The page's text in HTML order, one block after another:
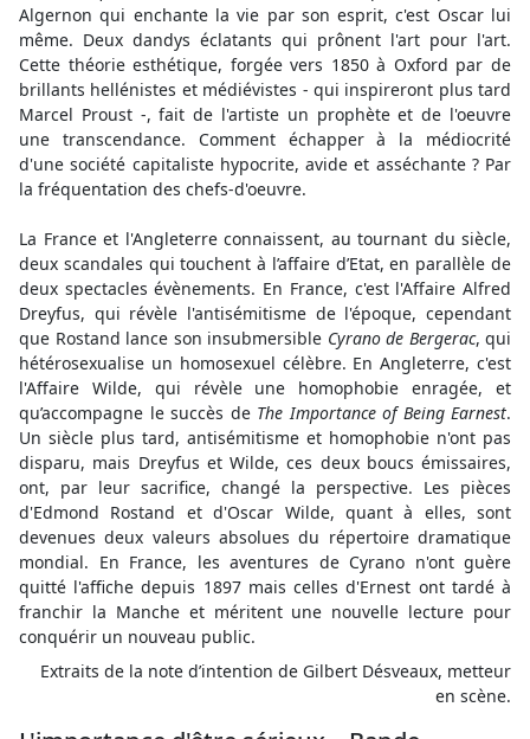
Algernon qui enchante la vie par son esprit, c'est Oscar lui
même. Deux dandys éclatants qui prônent l'art pour l'art.
Cette théorie esthétique, forgée vers 1850 à Oxford par de
brillants hellénistes et médiévistes - qui inspireront plus tard
Marcel Proust -, fait de l'artiste un prophète et de l'oeuvre
une transcendance. Comment échapper à la médiocrité
d'une société capitaliste hypocrite, avide et asséchante ? Par
la fréquentation des chefs-d'oeuvre.
La France et l'Angleterre connaissent, au tournant du siècle,
deux scandales qui touchent à l’affaire d’Etat, en parallèle de
deux spectacles évènements. En France, c'est l'Affaire Alfred
Dreyfus, qui révèle l'antisémitisme de l'époque, cependant
que Rostand lance son insubmersible Cyrano de Bergerac, qui
hétérosexualise un homosexuel célèbre. En Angleterre, c'est
l'Affaire Wilde, qui révèle une homophobie enragée, et
qu’accompagne le succès de The Importance of Being Earnest.
Un siècle plus tard, antisémitisme et homophobie n'ont pas
disparu, mais Dreyfus et Wilde, ces deux boucs émissaires,
ont, par leur sacrifice, changé la perspective. Les pièces
d'Edmond Rostand et d'Oscar Wilde, quant à elles, sont
devenues deux valeurs absolues du répertoire dramatique
mondial. En France, les aventures de Cyrano n'ont guère
quitté l'affiche depuis 1897 mais celles d'Ernest ont tardé à
franchir la Manche et méritent une nouvelle lecture pour
conquérir un nouveau public.
Extraits de la note d’intention de Gilbert Désveaux, metteur
en scène.